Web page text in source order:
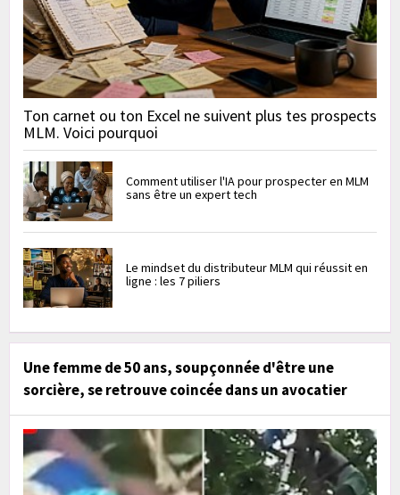
Ton carnet ou ton Excel ne suivent plus tes prospects
MLM. Voici pourquoi
Comment utiliser l'IA pour prospecter en MLM
sans être un expert tech
Le mindset du distributeur MLM qui réussit en
ligne : les 7 piliers
Une femme de 50 ans, soupçonnée d'être une
sorcière, se retrouve coincée dans un avocatier